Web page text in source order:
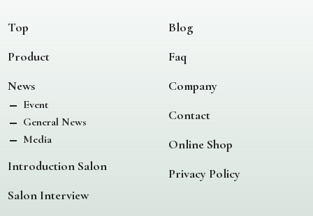
Top
Product
News
Event
General News
Media
Introduction Salon
Salon Interview
Blog
Faq
Company
Contact
Online Shop
Privacy Policy